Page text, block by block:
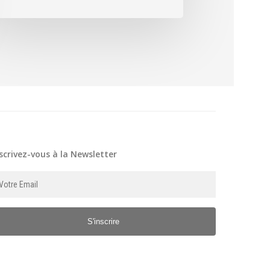
vous à la Newsletter
S'inscrire